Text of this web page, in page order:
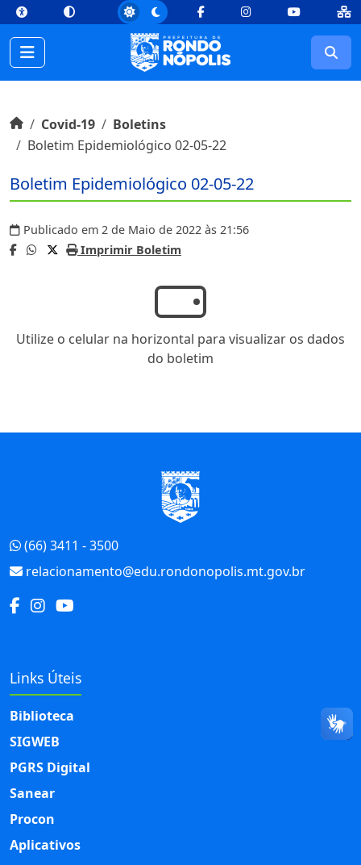
topConteúdo [1] Menu Principal [2] Busca [3] Rodapé [4]
FacebookInstagramYoutube
Início do conteúdo
InícioCovid-19
Boletins
Boletim Epidemiológico 02-05-22
Boletim Epidemiológico 02-05-22
Publicado em 2 de Maio de 2022 às 21:56
Imprimir Boletim
Utilize o celular na horizontal para visualizar os dados
do boletim
(66) 3411 - 3500
relacionamento@edu.rondonopolis.mt.gov.br
Links Úteis
Biblioteca
SIGWEB
PGRS Digital
Sanear
Procon
Aplicativos